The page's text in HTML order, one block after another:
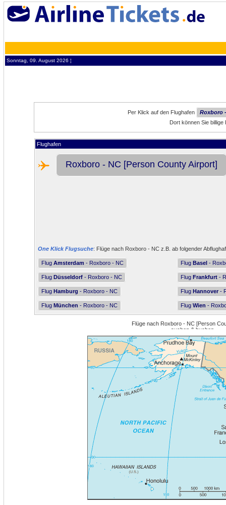
Sonntag, 09. August 2026 ¦
Per Klick auf den Flughafen
Roxboro
Dort können Sie
Flughafen
Roxboro - NC [Person County Airport]
One Klick Flugsuche: Flüge nach Roxboro - NC z.B. ab folgender
Flug Amsterdam - Roxboro - NC Flug Basel -
Flug Düsseldorf - Roxboro - NC Flug Frankfurt -
Flug Hamburg - Roxboro - NC Flug Hannover -
Flug München - Roxboro - NC Flug Wien -